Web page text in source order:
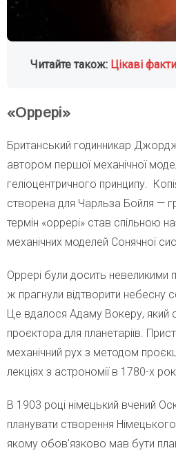
Читайте також: Цікаві
«Oррері»
Британський годинникар
автором першої механічної
геліоцентричного принципу.
створена для Чарльза Бойля —
термін «оррері» став спільною
механічних моделей Сонячної
Оррері були досить невеликими
ж прагнули відтворити небесну
Це вдалося Адаму Вокеру, який
проєктора для планетаріїв.
механічний рух з методом
лекціях з астрономії в 1780-х
В 1903 році німецький вчений
планувати створення
якому обов’язково мав бути